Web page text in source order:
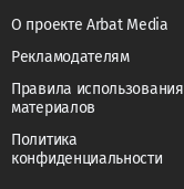
О проекте Arbat Media
Рекламодателям
Правила использования
материалов
Политика
конфиденциальности